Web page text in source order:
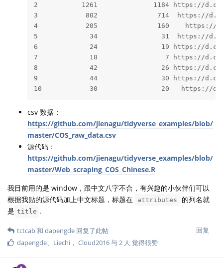
2           1261              1184 https://
3            802               714  https://
4            205               160    https://
5             34                31  https://
6             24                19 https://
7             18                 7 https://
8             42                26 https://
9             44                30 https://
10            30                20   https://
csv 数据：
https://github.com/jienagu/tidyverse_examples/blob/
master/COS_raw_data.csv
源代码：
https://github.com/jienagu/tidyverse_examples/blob/
master/Web_scraping_COS_Chinese.R
我目前用的是 window，跟中文八字不合，有兴趣的小伙伴们可以
根据我贴的源代码加上中文标题，标题在
attributes
的列名就
是 title .
回复
tctcab和 dapengde 回复了此帖
dapengde、 Liechi ， Cloud2016与2 人 觉得很赞